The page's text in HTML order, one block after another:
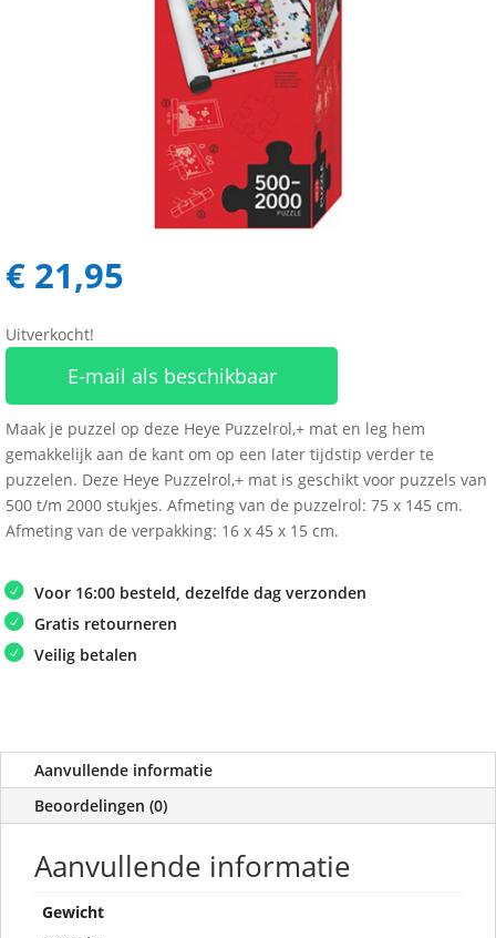
€ 21,95
Uitverkocht!
E-mail als beschikbaar
Maak je puzzel op deze Heye Puzzelrol,+ mat en leg hem
gemakkelijk aan de kant om op een later tijdstip verder te
puzzelen. Deze Heye Puzzelrol,+ mat is geschikt voor puzzels van
500 t/m 2000 stukjes. Afmeting van de puzzelrol: 75 x 145 cm.
Afmeting van de verpakking: 16 x 45 x 15 cm.
Voor 16:00 besteld, dezelfde dag verzonden
Gratis retourneren
Veilig betalen
Aanvullende informatie
Beoordelingen (0)
Aanvullende informatie
Gewicht